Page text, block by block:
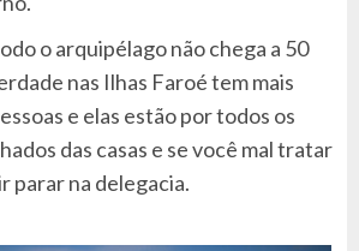
o arquipélago não chega a 50
nas Ilhas Faroé tem mais
e elas estão por todos os
das casas e se você mal tratar
parar na delegacia.